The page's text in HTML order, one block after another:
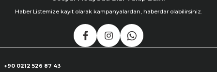
Haber Listemize kayıt olarak kampanyalardan, haberdar olabilirsiniz.
+90 0212 526 87 43